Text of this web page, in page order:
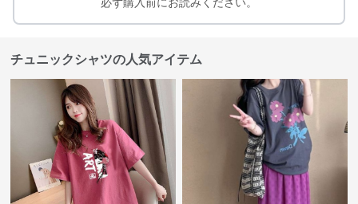
チュニックシャツの人気アイテム